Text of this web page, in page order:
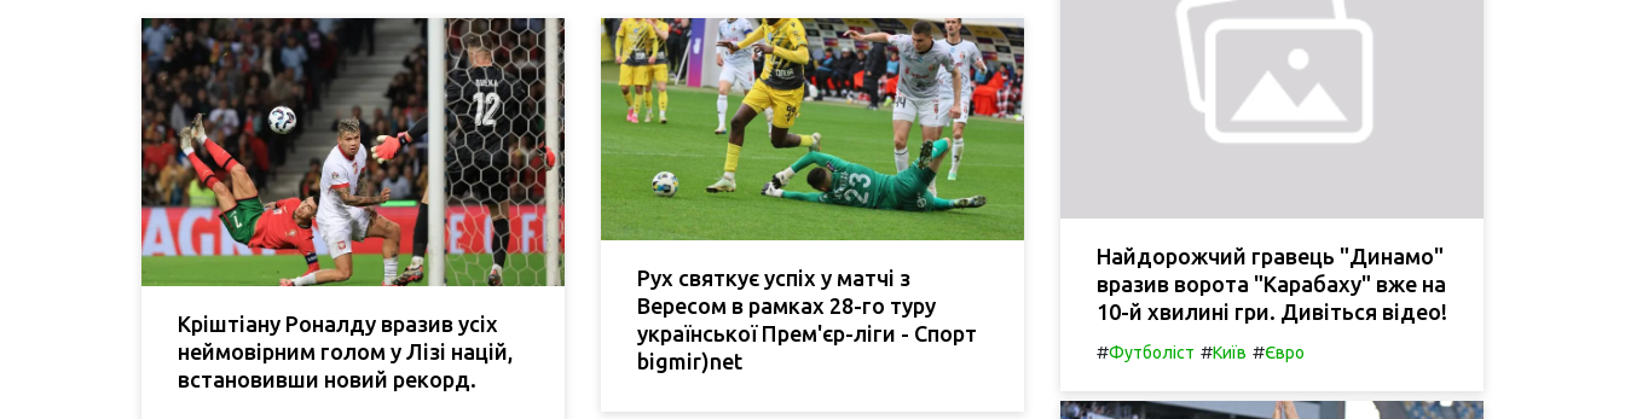
Кріштіану Роналду вразив усіх
неймовірним голом у Лізі націй,
встановивши новий рекорд.
Рух святкує успіх у матчі з
Вересом в рамках 28-го туру
української Прем'єр-ліги - Спорт
bigmir)net
Найдорожчий гравець "Динамо"
вразив ворота "Карабаху" вже на
10-й хвилині гри. Дивіться відео!
#Футболіст #Київ #Євро